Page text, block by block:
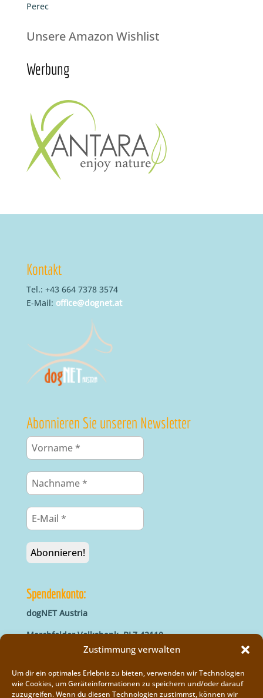
Zustimmung verwalten
Um dir ein optimales Erlebnis zu bieten, verwenden wir Technologien
wie Cookies, um Geräteinformationen zu speichern und/oder darauf
zuzugreifen. Wenn du diesen Technologien zustimmst, können wir
Perec
Unsere Amazon Wishlist
Werbung
Kontakt
Tel.: +43 664 7378 3574
E-Mail: office@dognet.at
Abonnieren Sie unseren Newsletter
Spendenkonto:
dogNET Austria
Marchfelder Volksbank, BLZ 42110
IBAN: AT66 4211 0421 5000 0000